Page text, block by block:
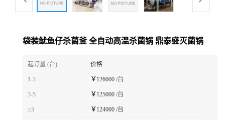
袋装鱿鱼仔杀菌釜 全自动高温杀菌锅 鼎泰盛灭菌锅
起订量 (台) 价格
1-3 ￥ 126000 /台
3-5 ￥ 125000 /台
≥5 ￥ 124000 /台